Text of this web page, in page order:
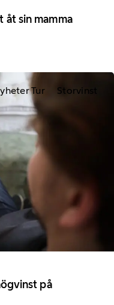
åt sin mamma
Tur Storvinst
på